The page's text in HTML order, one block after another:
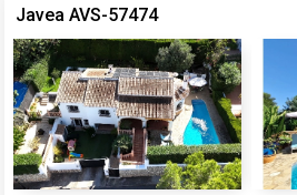
Javea AVS-57474